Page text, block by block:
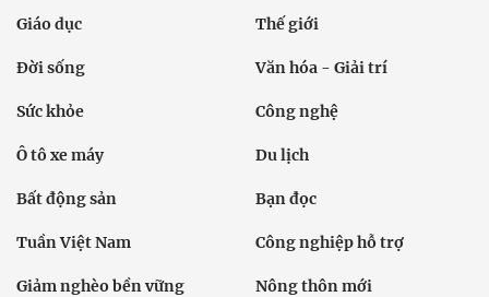
Giáo dục Thế giới
Đời sống Văn hóa - Giải trí
Sức khỏe Công nghệ
Ô tô xe máy Du lịch
Bất động sản Bạn đọc
Tuần Việt Nam Công nghiệp hỗ trợ
Giảm nghèo bền vững Nông thôn mới